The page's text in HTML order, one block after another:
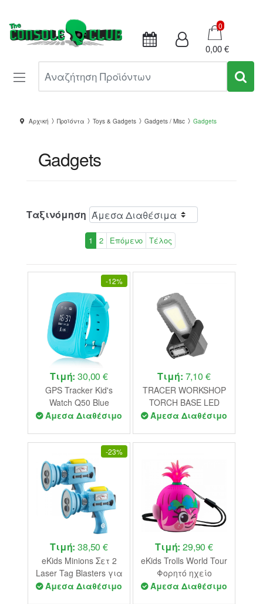
Καλάθι
0
0,00 €
Αρχική Προϊόντα Toys & Gadgets Gadgets / Misc Gadgets
Gadgets
Ταξινόμηση
1 2 Επόμενο Τέλος
-12%
Τιμή:30,00 €
GPS Tracker Kid's
Watch Q50 Blue
Άμεσα Διαθέσιμο
Τιμή: 7,10 €
TRACER WORKSHOP
TORCH BASE LED
3+1W
Άμεσα Διαθέσιμο
-23%
Τιμή:38,50 €
eKids Minions Σετ 2
Laser Tag Blasters για
παιδιά & ενήλικες
Άμεσα Διαθέσιμο
Τιμή:29,90 €
eKids Trolls World Tour
Φορητό ηχείο
Bluetooth για παιδιά
Άμεσα Διαθέσιμο